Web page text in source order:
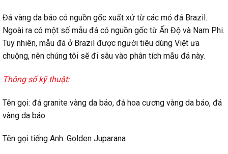
Đá vàng da báo có nguồn gốc xuất xứ từ các mỏ đá Brazil.
Ngoài ra có một số mẫu đá có nguồn gốc từ Ấn Độ và Nam Phi.
Tuy nhiên, mẫu đá ở Brazil được người tiêu dùng Việt ưa
chuộng, nên chúng tôi sẽ đi sâu vào phân tích mẫu đá này.
Thông số kỹ thuật:
Tên gọi: đá granite vàng da báo, đá hoa cương vàng da báo, đá
vàng da báo
Tên gọi tiếng Anh: Golden Juparana